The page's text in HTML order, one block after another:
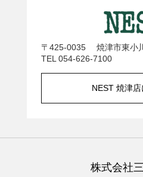
〒425-0035 焼津市東小
TEL 054-626-7100
NEST 焼津
株式会社